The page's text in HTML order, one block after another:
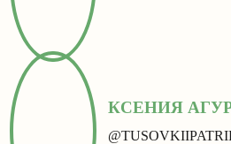
КСЕНИЯ